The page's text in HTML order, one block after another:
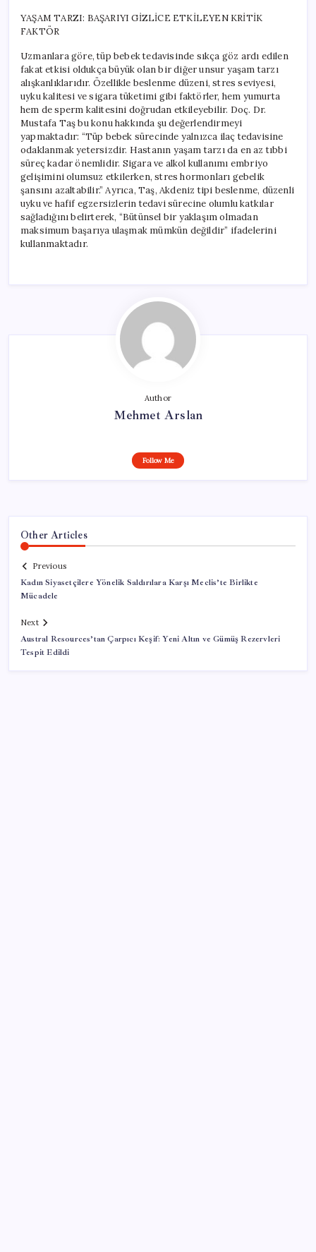
YAŞAM TARZI: BAŞARIYI GİZLİCE ETKİLEYEN KRİTİK
FAKTÖR
Uzmanlara göre, tüp bebek tedavisinde sıkça göz ardı edilen
fakat etkisi oldukça büyük olan bir diğer unsur yaşam tarzı
alışkanlıklarıdır. Özellikle beslenme düzeni, stres seviyesi,
uyku kalitesi ve sigara tüketimi gibi faktörler, hem yumurta
hem de sperm kalitesini doğrudan etkileyebilir. Doç. Dr.
Mustafa Taş bu konu hakkında şu değerlendirmeyi
yapmaktadır: “Tüp bebek sürecinde yalnızca ilaç tedavisine
odaklanmak yetersizdir. Hastanın yaşam tarzı da en az tıbbi
süreç kadar önemlidir. Sigara ve alkol kullanımı embriyo
gelişimini olumsuz etkilerken, stres hormonları gebelik
şansını azaltabilir.” Ayrıca, Taş, Akdeniz tipi beslenme, düzenli
uyku ve hafif egzersizlerin tedavi sürecine olumlu katkılar
sağladığını belirterek, “Bütünsel bir yaklaşım olmadan
maksimum başarıya ulaşmak mümkün değildir” ifadelerini
kullanmaktadır.
Author
Mehmet Arslan
Follow Me
Other Articles
Previous
Kadın Siyasetçilere Yönelik Saldırılara Karşı Meclis’te Birlikte
Mücadele
Next
Austral Resources’tan Çarpıcı Keşif: Yeni Altın ve Gümüş Rezervleri
Tespit Edildi